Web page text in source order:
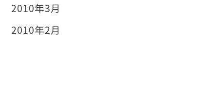
2010年3月
2010年2月